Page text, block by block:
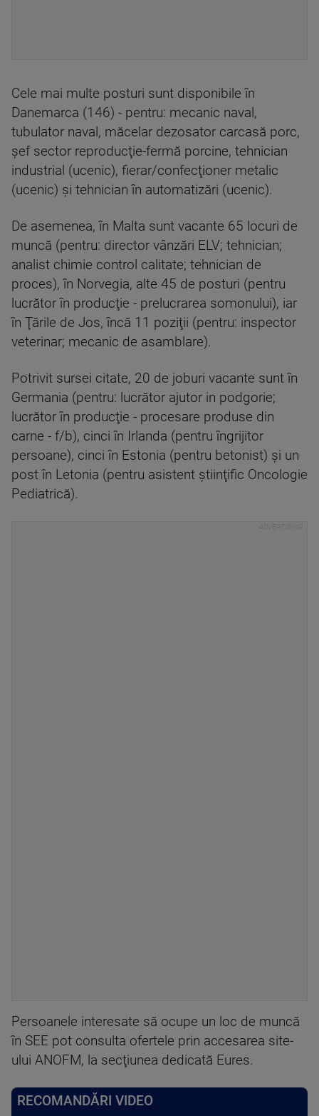
Cele mai multe posturi sunt disponibile în
Danemarca (146) - pentru: mecanic naval,
tubulator naval, măcelar dezosator carcasă porc,
şef sector reproducţie-fermă porcine, tehnician
industrial (ucenic), fierar/confecţioner metalic
(ucenic) şi tehnician în automatizări (ucenic).
De asemenea, în Malta sunt vacante 65 locuri de
muncă (pentru: director vânzări ELV; tehnician;
analist chimie control calitate; tehnician de
proces), în Norvegia, alte 45 de posturi (pentru
lucrător în producţie - prelucrarea somonului), iar
în Ţările de Jos, încă 11 poziţii (pentru: inspector
veterinar; mecanic de asamblare).
Potrivit sursei citate, 20 de joburi vacante sunt în
Germania (pentru: lucrător ajutor in podgorie;
lucrător în producţie - procesare produse din
carne - f/b), cinci în Irlanda (pentru îngrijitor
persoane), cinci în Estonia (pentru betonist) şi un
post în Letonia (pentru asistent ştiinţific Oncologie
Pediatrică).
Persoanele interesate să ocupe un loc de muncă
în SEE pot consulta ofertele prin accesarea site-
ului ANOFM, la secţiunea dedicată Eures.
RECOMANDĂRI VIDEO